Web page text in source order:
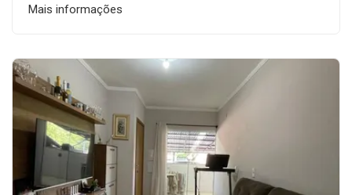
Mais informações